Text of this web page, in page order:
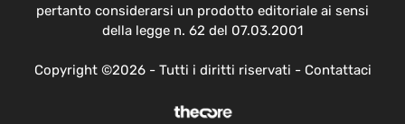
pertanto considerarsi un prodotto editoriale ai sensi
della legge n. 62 del 07.03.2001
Copyright ©2026 - Tutti i diritti riservati - Contattaci